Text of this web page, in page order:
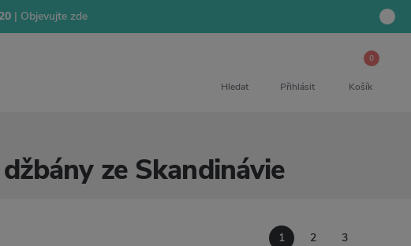
| Objevujte zde
Hledat Přihlásit
0
Košík
ze Skandinávie
1 2 3